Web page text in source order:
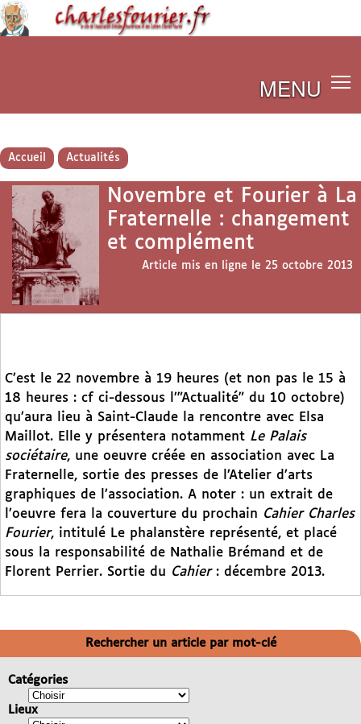
MENU
Accueil Actualités
Novembre et Fourier à La
Fraternelle : changement
et complément
Article mis en ligne le 25 octobre 2013
C’est le 22 novembre à 19 heures (et non pas le 15 à
18 heures : cf ci-dessous l’"Actualité" du 10 octobre)
qu’aura lieu à Saint-Claude la rencontre avec Elsa
Maillot. Elle y présentera notamment Le Palais
sociétaire, une oeuvre créée en association avec La
Fraternelle, sortie des presses de l’Atelier d’arts
graphiques de l’association. A noter : un extrait de
l’oeuvre fera la couverture du prochain Cahier Charles
Fourier, intitulé Le phalanstère représenté, et placé
sous la responsabilité de Nathalie Brémand et de
Florent Perrier. Sortie du Cahier: décembre 2013.
Rechercher un article par mot-clé
Catégories
Lieux